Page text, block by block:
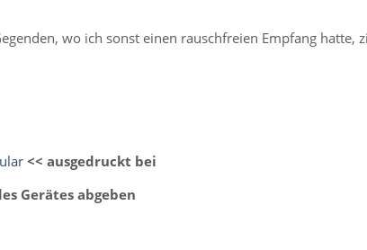
wo ich sonst einen rauschfreien Empfang hatte,
<< ausgedruckt bei
Gerätes abgeben